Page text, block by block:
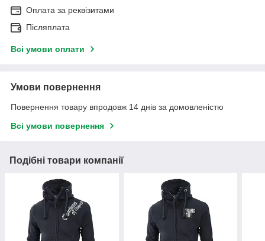
Оплата за реквізитами
Післяплата
Всі умови оплати
Умови повернення
Повернення товару впродовж 14 днів за домовленістю
Всі умови повернення
Подібні товари компанії